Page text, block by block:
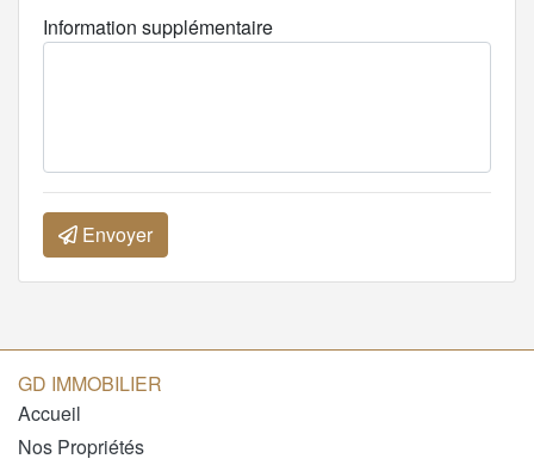
Information supplémentaire
Envoyer
GD IMMOBILIER
Accueil
Nos Propriétés